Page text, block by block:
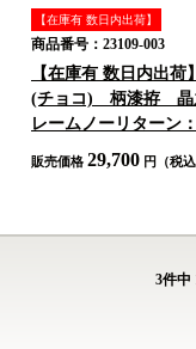
【在庫有 数日内出荷】
商品番号：23109-003
【在庫有 数日内出
(チョコ) 柄漆拵 晶
レームノーリターン
販売価格 29,700 円（税込
3件中